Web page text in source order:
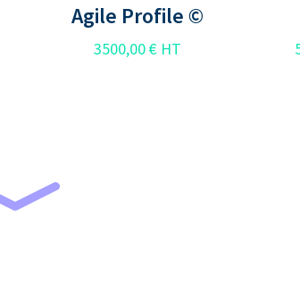
Agile Profile ©
3500,00€ HT